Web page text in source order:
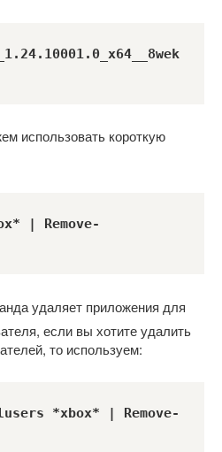
использовать короткую
| Remove-
удаляет приложения для
если вы хотите удалить
то используем:
*xbox* | Remove-